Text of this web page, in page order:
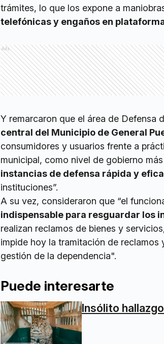
trámites, lo que los expone a
telefónicas y engaños en
Ads
Y remarcaron que el área de Defensa
central del Municipio de General
consumidores y usuarios frente a
municipal, como nivel de gobierno
instancias de defensa rápida y
instituciones”.
A su vez, consideraron que “el
indispensable para resguardar los
realizan reclamos de bienes y
impide hoy la tramitación de
gestión de la dependencia".
Puede interesarte
Insólito